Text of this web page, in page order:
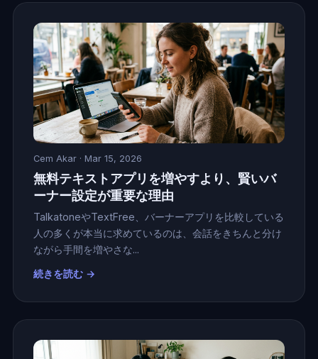
Cem Akar· Mar 15, 2026
無料テキストアプリを増やすより、賢いバ
ーナー設定が重要な理由
TalkatoneやTextFree、バーナーアプリを比較している
人の多くが本当に求めているのは、会話をきちんと分け
ながら手間を増やさな...
続きを読む →